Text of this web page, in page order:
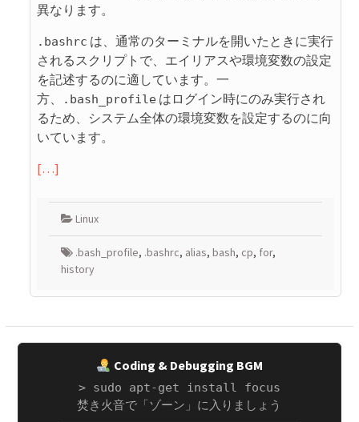
異なります。
.bashrc は、通常のターミナルを開いたときに実行
されるスクリプトで、エイリアスや環境変数の設定
を記述するのに適しています。一
方、
.bash_profileはログイン時にのみ実行され
るため、システム全体の環境変数を設定するのに向
いています。
[…]
Linux
.bash_profile, .bashrc, alias, bash, cp, for,
history
Coding & Debugging BGM
> sudo apt-get install focus
焚き火音で「ゾーン」に入りましょう